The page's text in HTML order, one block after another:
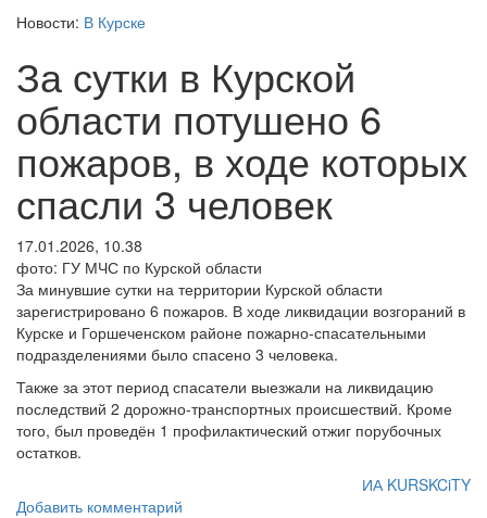
Новости: В Курске
За сутки в Курской
области потушено 6
пожаров, в ходе которых
спасли 3 человек
17.01.2026, 10.38
фото: ГУ МЧС по Курской области
За минувшие сутки на территории Курской области
зарегистрировано 6 пожаров. В ходе ликвидации возгораний в
Курске и Горшеченском районе пожарно-спасательными
подразделениями было спасено 3 человека.
Также за этот период спасатели выезжали на ликвидацию
последствий 2 дорожно-транспортных происшествий. Кроме
того, был проведён 1 профилактический отжиг порубочных
остатков.
ИА KURSKCiTY
Добавить комментарий